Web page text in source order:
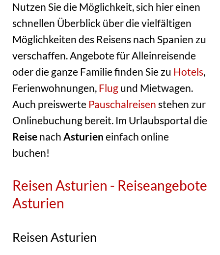
Nutzen Sie die Möglichkeit, sich hier einen
schnellen Überblick über die vielfältigen
Möglichkeiten des Reisens nach Spanien zu
verschaffen. Angebote für Alleinreisende
oder die ganze Familie finden Sie zu Hotels,
Ferienwohnungen,Flugund Mietwagen.
Auch preiswertePauschalreisenstehen zur
Onlinebuchung bereit. Im Urlaubsportal die
ReisenachAsturieneinfach online
buchen!
Reisen Asturien - Reiseangebote
Asturien
Reisen Asturien